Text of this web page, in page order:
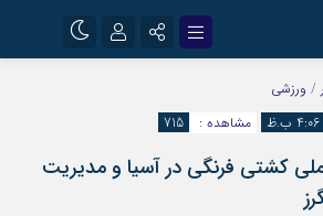
/ ورزشی
مشاهده : 715
کشتی فرنگی در آسیا و مدیریت